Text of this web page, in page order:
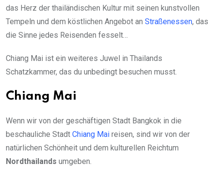
das Herz der thailändischen Kultur mit seinen kunstvollen
Tempeln und dem köstlichen Angebot an Straßenessen, das
die Sinne jedes Reisenden fesselt…
Chiang Mai ist ein weiteres Juwel in Thailands
Schatzkammer, das du unbedingt besuchen musst.
Chiang Mai
Wenn wir von der geschäftigen Stadt Bangkok in die
beschauliche Stadt Chiang Mai reisen, sind wir von der
natürlichen Schönheit und dem kulturellen Reichtum
Nordthailands umgeben.